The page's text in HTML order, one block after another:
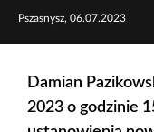
Pszasnysz, 06.07.2023
Damian
2023 o godzinie